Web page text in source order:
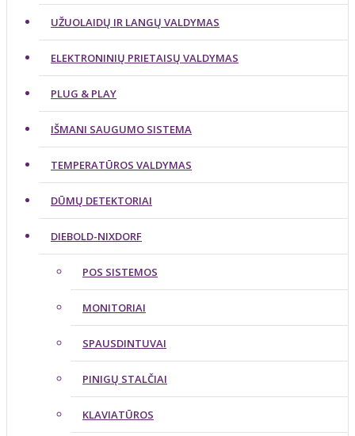
UŽUOLAIDŲ IR LANGŲ VALDYMAS
ELEKTRONINIŲ PRIETAISŲ VALDYMAS
PLUG & PLAY
IŠMANI SAUGUMO SISTEMA
TEMPERATŪROS VALDYMAS
DŪMŲ DETEKTORIAI
DIEBOLD-NIXDORF
POS SISTEMOS
MONITORIAI
SPAUSDINTUVAI
PINIGŲ STALČIAI
KLAVIATŪROS